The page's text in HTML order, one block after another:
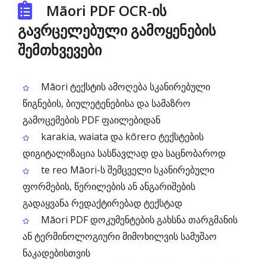
Māori PDF OCR-ის
გავრცელებული გამოყენების
შემთხვევები
Māori ტექსტის ამოღება სკანირებული
წიგნების, ბიულეტენებისა და სამაზრო
გამოცემების PDF ფაილებიდან
karakia, waiata და kōrero ტექსტების
დიგიტალიზაცია სასწავლად და საცნობაროდ
te reo Māori-ს შემცველი სკანირებული
ფორმების, წერილების ან ანგარიშების
გადაყვანა რედაქტირებად ტექსტად
Māori PDF დოკუმენტების გახსნა თარგმანის
ან ტერმინოლოგიური მიმოხილვის სამუშაო
ნაკადებისთვის